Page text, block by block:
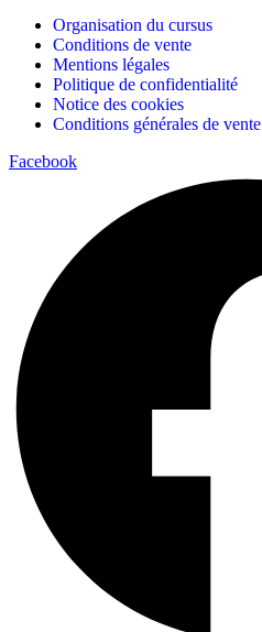
Organisation du cursus
Conditions de vente
Mentions légales
Politique de confidentialité
Notice des cookies
Conditions générales de vente
Facebook